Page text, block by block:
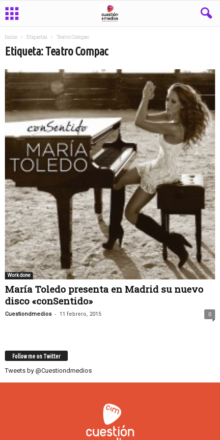
Inicio Etiquetas Teatro Compac
Etiqueta: Teatro Compac
Work done
María Toledo presenta en Madrid su nuevo
disco «conSentido»
Cuestiondmedios - 11 febrero, 2015 0
Follow me on Twitter
Tweets by @Cuestiondmedios